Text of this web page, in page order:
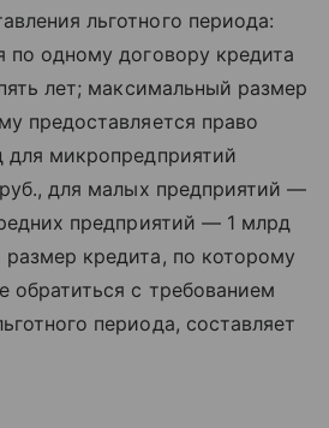
льготного периода:
по одному договору кредита
лет; максимальный размер
предоставляется право
для микропредприятий
для малых предприятий —
предприятий — 1 млрд
кредита, по которому
обратиться с требованием
периода, составляет